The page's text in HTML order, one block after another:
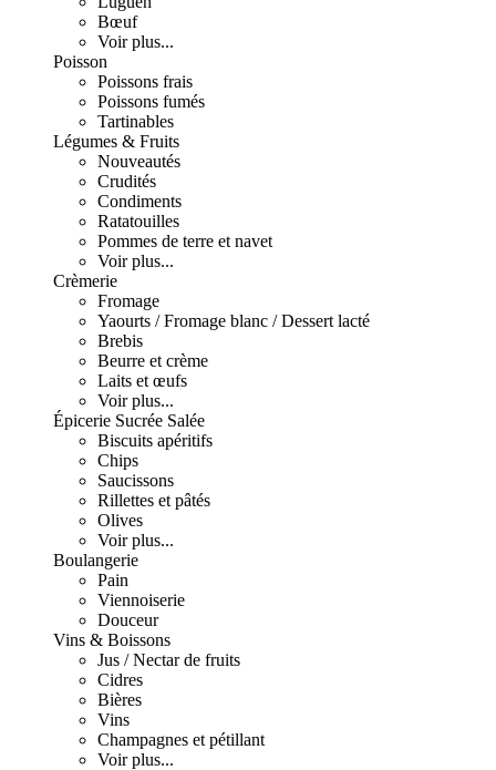
Bœuf
Voir plus...
Poisson
Poissons frais
Poissons fumés
Tartinables
Légumes & Fruits
Nouveautés
Crudités
Condiments
Ratatouilles
Pommes de terre et navet
Voir plus...
Crèmerie
Fromage
Yaourts / Fromage blanc / Dessert lacté
Brebis
Beurre et crème
Laits et œufs
Voir plus...
Épicerie Sucrée Salée
Biscuits apéritifs
Chips
Saucissons
Rillettes et pâtés
Olives
Voir plus...
Boulangerie
Pain
Viennoiserie
Douceur
Vins & Boissons
Jus / Nectar de fruits
Cidres
Bières
Vins
Champagnes et pétillant
Voir plus...